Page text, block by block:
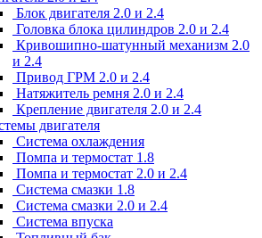
Блок двигателя 2.0 и 2.4
Головка блока цилиндров 2.0 и 2.4
Кривошипно-шатунный механизм 2.0
и 2.4
Привод ГРМ 2.0 и 2.4
Натяжитель ремня 2.0 и 2.4
Крепление двигателя 2.0 и 2.4
двигателя
Система охлаждения
Помпа и термостат 1.8
Помпа и термостат 2.0 и 2.4
Система смазки 1.8
Система смазки 2.0 и 2.4
Система впуска